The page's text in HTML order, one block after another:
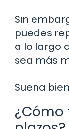
Sin
puedes
a lo largo
sea más
Suena